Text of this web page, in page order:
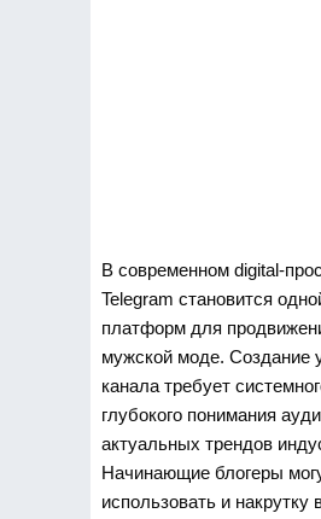
В современном digital-
Telegram становится
платформ для
мужской моде. Создание
канала требует
глубокого понимания
актуальных трендов
Начинающие блогеры
использовать и накрутку